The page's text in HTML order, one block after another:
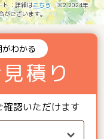
ト：詳細はこちら ※2 2024年
ございます。
わかる
積り
認いただけます